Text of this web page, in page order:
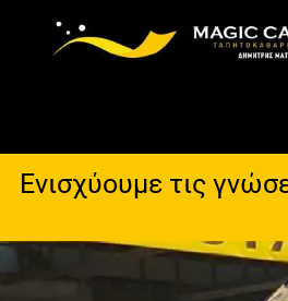
Ενισχύουμε τις